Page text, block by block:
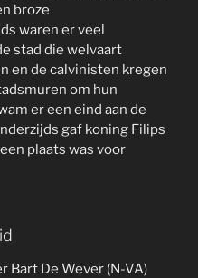
broze
waren er veel
stad die welvaart
en de calvinisten kregen
om hun
er een eind aan de
gaf koning Filips
plaats was voor
Bart De Wever (N-VA)